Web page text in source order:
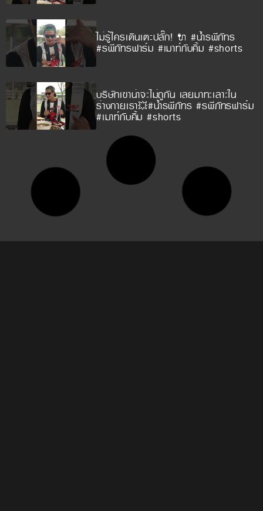
ไม่รู้ใครเดินเตะปลั๊ก! 🔌 #น้ำรพีภัทร
#รพีภัทรฟาร์ม #เมาท์กับคิ้ม #shorts
บริษัทเขาน่าจะไม่ถูกัน เลยมาทะเลาะใน
ร่างกายเรา💥#น้ำรพีภัทร #รพีภัทรฟาร์ม
#เมาท์กับคิ้ม #shorts